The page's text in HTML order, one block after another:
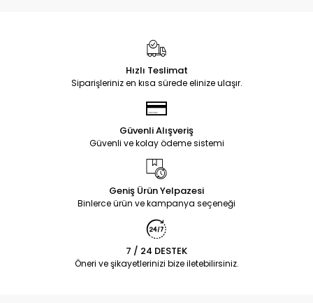
Hızlı Teslimat
Siparişleriniz en kısa sürede elinize ulaşır.
Güvenli Alışveriş
Güvenli ve kolay ödeme sistemi
Geniş Ürün Yelpazesi
Binlerce ürün ve kampanya seçeneği
7 / 24 DESTEK
Öneri ve şikayetlerinizi bize iletebilirsiniz.